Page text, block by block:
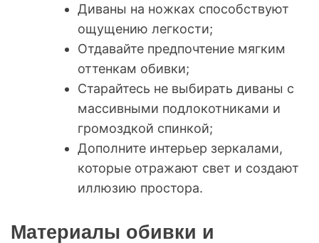
Диваны на ножках способствуют
ощущению легкости;
Отдавайте предпочтение мягким
оттенкам обивки;
Старайтесь не выбирать диваны с
массивными подлокотниками и
громоздкой спинкой;
Дополните интерьер зеркалами,
которые отражают свет и создают
иллюзию простора.
Материалы обивки и